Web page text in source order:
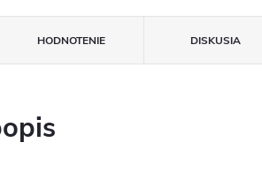
HODNOTENIE DISKUSIA